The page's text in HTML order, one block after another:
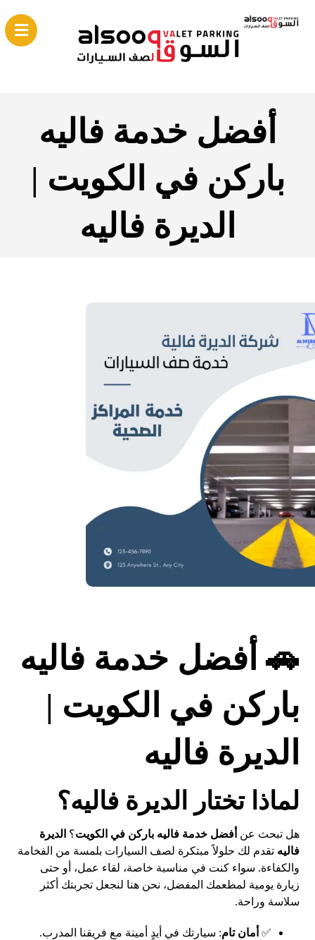
أفضل خدمة فاليه
باركن في الكويت |
الديرة فاليه
🚗 أفضل خدمة فاليه
باركن في الكويت |
الديرة فاليه
لماذا تختار الديرة فاليه؟
هل تبحث عن أفضل خدمة فاليه باركن في الكويت؟ الديرة
فاليه تقدم لك حلولاً مبتكرة لصف السيارات بلمسة من الفخامة
والكفاءة. سواء كنت في مناسبة خاصة، لقاء عمل، أو حتى
زيارة يومية لمطعمك المفضل، نحن هنا لنجعل تجربتك أكثر
سلاسة وراحة.
✅ أمان تام: سيارتك في أيدٍ أمينة مع فريقنا المدرب.